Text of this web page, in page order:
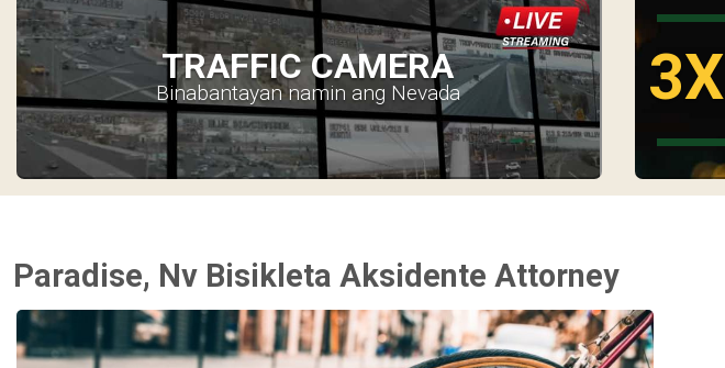
TRAFFIC CAMERA
Binabantayan namin ang Nevada 3X
Paradise, Nv Bisikleta Aksidente Attorney